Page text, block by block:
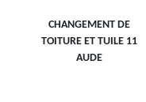
CHANGEMENT DE
TOITURE ET TUILE 11
AUDE